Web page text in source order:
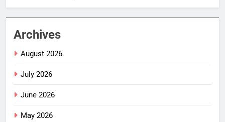
Archives
August 2026
July 2026
June 2026
May 2026